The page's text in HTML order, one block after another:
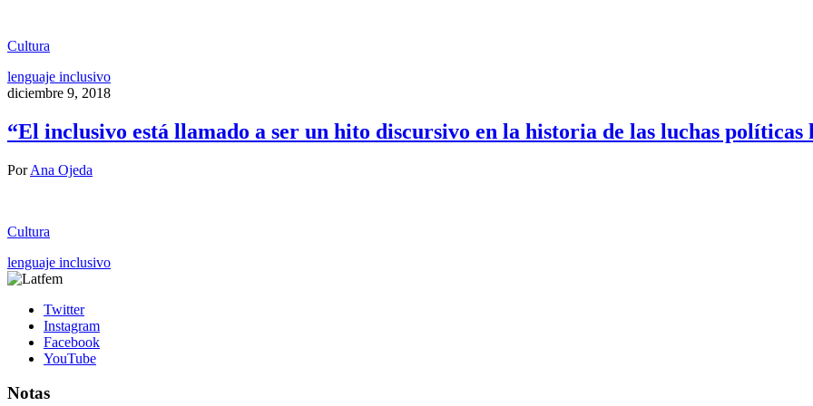
Cultura
lenguaje inclusivo
diciembre 9, 2018
“El inclusivo está llamado a ser un hito discursivo en la historia de las luchas políticas
PorAna Ojeda
Cultura
lenguaje inclusivo
Twitter
Instagram
Facebook
YouTube
Notas